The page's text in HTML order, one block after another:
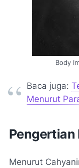
Body
Baca juga:
Menurut
Pengertian
Menurut